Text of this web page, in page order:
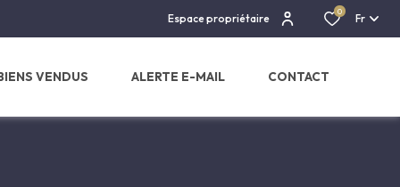
Espace propriétaire
0
Fr
VENDUS ALERTE E-MAIL CONTACT